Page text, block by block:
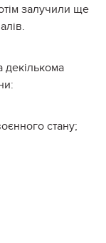
залучили ще
декількома
стану;